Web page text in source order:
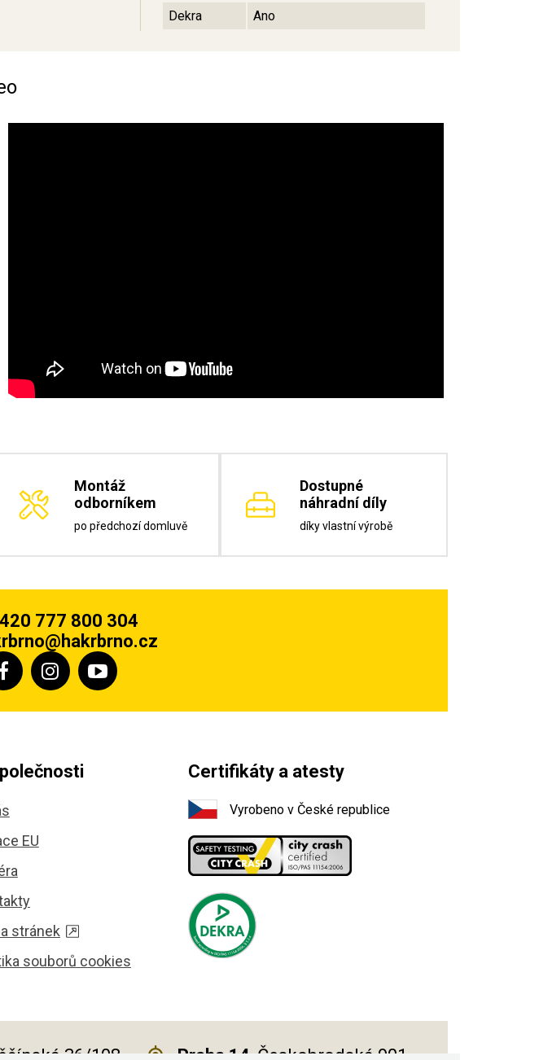
Dekra Ano
Montáž
odborníkem
po předchozí domluvě
Dostupné
náhradní díly
díky vlastní výrobě
777 800 304
EU
stránek
souborů cookies
Certifikáty a atesty
Vyrobeno v České republice
36/108 Praha 14, Českobrodská 901